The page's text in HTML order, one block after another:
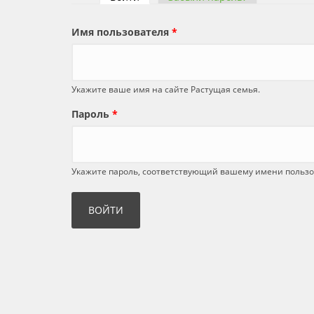
Имя пользователя *
Укажите ваше имя на сайте Растущая семья.
Пароль *
Укажите пароль, соответствующий вашему имени